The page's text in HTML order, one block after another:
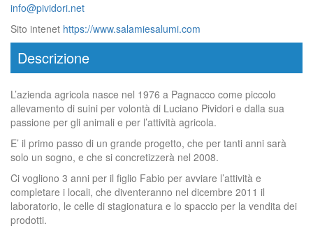
info@pividori.net
Sito intenet https://www.salamiesalumi.com
Descrizione
L’azienda agricola nasce nel 1976 a Pagnacco come piccolo
allevamento di suini per volontà di Luciano Pividori e dalla sua
passione per gli animali e per l’attività agricola.
E’ il primo passo di un grande progetto, che per tanti anni sarà
solo un sogno, e che si concretizzerà nel 2008.
Ci vogliono 3 anni per il figlio Fabio per avviare l’attività e
completare i locali, che diventeranno nel dicembre 2011 il
laboratorio, le celle di stagionatura e lo spaccio per la vendita dei
prodotti.